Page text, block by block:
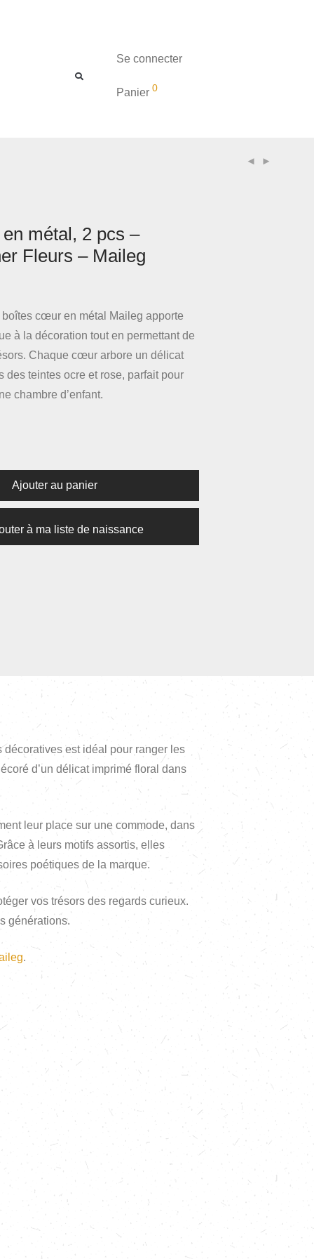
Se connecter
Panier 0
métal, 2 pcs –
Fleurs – Maileg
cœur en métal Maileg apporte
à la décoration tout en permettant de
Chaque cœur arbore un délicat
des teintes ocre et rose, parfait pour
chambre d’enfant.
Ajouter au panier
à ma liste de naissance
est idéal pour ranger les
d’un délicat imprimé floral dans
leur place sur une commode, dans
à leurs motifs assortis, elles
poétiques de la marque.
vos trésors des regards curieux.
générations.
.